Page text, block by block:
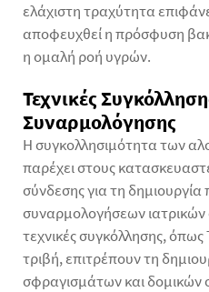
ελάχιστη τραχύτητα
αποφευχθεί η πρόσφυση
η ομαλή ροή υγρών.
Τεχνικές
Συναρμολόγησης
Η συγκολλησιμότητα των
παρέχει στους
σύνδεσης για τη
συναρμολογήσεων
τεχνικές συγκόλλησης, όπως
τριβή, επιτρέπουν τη
σφραγισμάτων και δομικών